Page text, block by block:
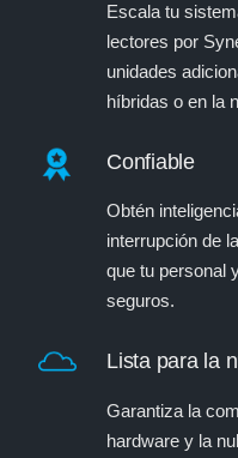
Escala tu
lectores por
unidades
híbridas o en la
Confiable
Obtén
interrupción de
que tu personal
seguros.
Lista para la
Garantiza la
hardware y la